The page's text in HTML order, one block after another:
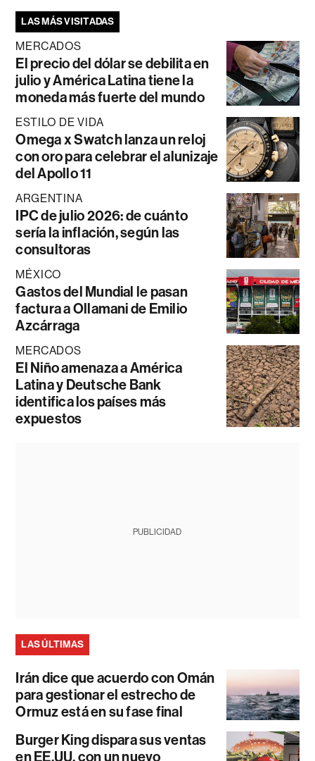
LAS MÁS VISITADAS
MERCADOS
El precio del dólar se debilita en
julio y América Latina tiene la
moneda más fuerte del mundo
ESTILO DE VIDA
Omega x Swatch lanza un reloj
con oro para celebrar el alunizaje
del Apollo 11
ARGENTINA
IPC de julio 2026: de cuánto
sería la inflación, según las
consultoras
MÉXICO
Gastos del Mundial le pasan
factura a Ollamani de Emilio
Azcárraga
MERCADOS
El Niño amenaza a América
Latina y Deutsche Bank
identifica los países más
expuestos
PUBLICIDAD
LAS ÚLTIMAS
Irán dice que acuerdo con Omán
para gestionar el estrecho de
Ormuz está en su fase final
Burger King dispara sus ventas
en EE.UU. con un nuevo